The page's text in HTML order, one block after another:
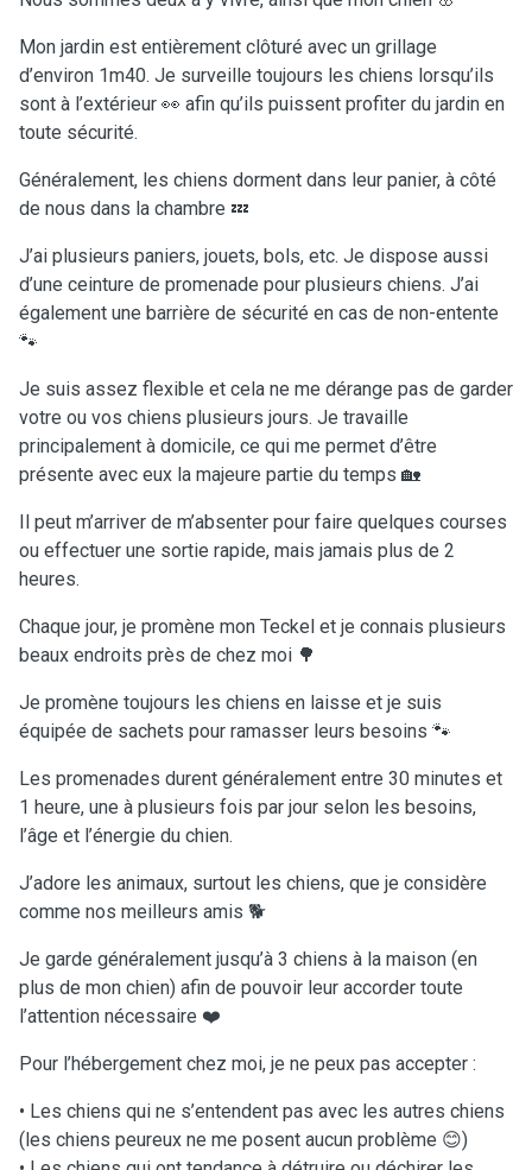
Mon jardin est entièrement clôturé avec un grillage
d’environ 1m40. Je surveille toujours les chiens lorsqu’ils
sont à l’extérieur 👀 afin qu’ils puissent profiter du jardin en
toute sécurité.
Généralement, les chiens dorment dans leur panier, à côté
de nous dans la chambre 💤
J’ai plusieurs paniers, jouets, bols, etc. Je dispose aussi
d’une ceinture de promenade pour plusieurs chiens. J’ai
également une barrière de sécurité en cas de non-entente
🐾
Je suis assez flexible et cela ne me dérange pas de garder
votre ou vos chiens plusieurs jours. Je travaille
principalement à domicile, ce qui me permet d’être
présente avec eux la majeure partie du temps 🏡
Il peut m’arriver de m’absenter pour faire quelques courses
ou effectuer une sortie rapide, mais jamais plus de 2
heures.
Chaque jour, je promène mon Teckel et je connais plusieurs
beaux endroits près de chez moi 🌳
Je promène toujours les chiens en laisse et je suis
équipée de sachets pour ramasser leurs besoins 🐾
Les promenades durent généralement entre 30 minutes et
1 heure, une à plusieurs fois par jour selon les besoins,
l’âge et l’énergie du chien.
J’adore les animaux, surtout les chiens, que je considère
comme nos meilleurs amis 🐕
Je garde généralement jusqu’à 3 chiens à la maison (en
plus de mon chien) afin de pouvoir leur accorder toute
l’attention nécessaire ❤️
Pour l’hébergement chez moi, je ne peux pas accepter :
• Les chiens qui ne s’entendent pas avec les autres chiens
(les chiens peureux ne me posent aucun problème 😊)